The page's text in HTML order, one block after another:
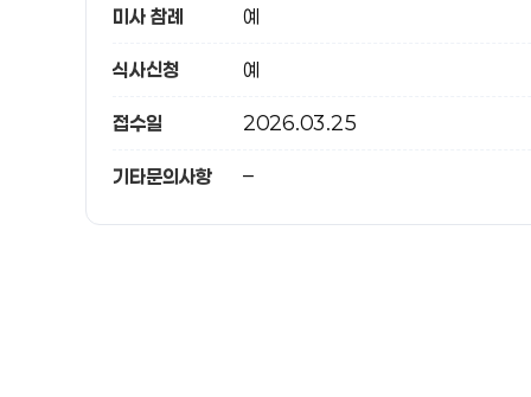
미사 참례 예
식사신청 예
접수일 2026.03.25
기타문의사항 –